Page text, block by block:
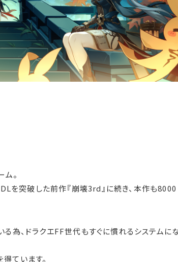
。
を突破した前作『崩壊3rd』に続き、本作も8000
為、ドラクエFF世代もすぐに慣れるシステムに
ています。